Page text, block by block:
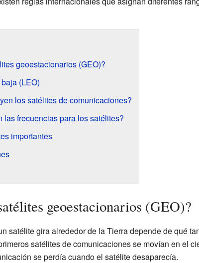
geoestacionarios (GEO)?
(LEO)
los satélites de comunicaciones?
las frecuencias para los satélites?
importantes
geoestacionarios (GEO)?
satélite gira alrededor de la Tierra depende de qué
satélites de comunicaciones se movían en el
se perdía cuando el satélite desaparecía.